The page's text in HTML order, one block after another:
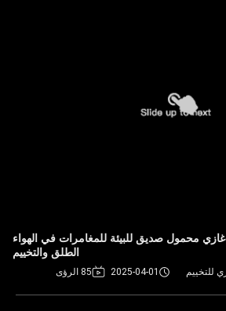
محمول صديق للبيئة للمغامرات في الهواء
الطلق والتخييم
للتخييم 2025-04-01 85 الرؤى